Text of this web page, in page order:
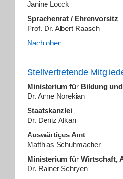
Janine Loock
Sprachenrat / Ehrenvorsitz
Prof. Dr. Albert Raasch
Nach oben
Stellvertretende
Ministerium für Bildung
Dr. Anne Norekian
Staatskanzlei
Dr. Deniz Alkan
Auswärtiges Amt
Matthias Schuhmacher
Ministerium für Wirtschaft,
Dr. Rainer Schryen